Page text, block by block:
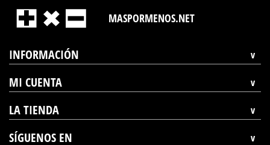
MASPORMENOS.NET
INFORMACIÓN
MI CUENTA
LA TIENDA
SÍGUENOS EN